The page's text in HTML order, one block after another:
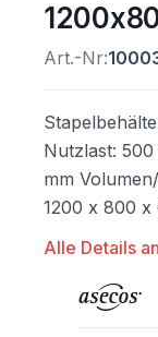
Art.-Nr:
Nutzlast:
mm
1200 x 800 x
Alle Details